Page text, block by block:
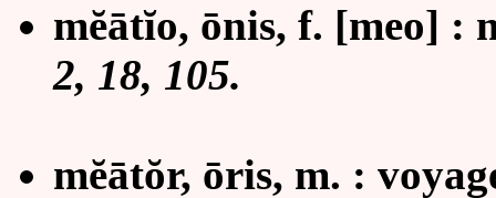
mĕātĭo, ōnis, f. [meo] :
2, 18, 105.
mĕātŏr, ōris, m. :